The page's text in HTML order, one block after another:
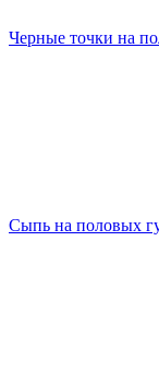
Черные точки на
Сыпь на половых